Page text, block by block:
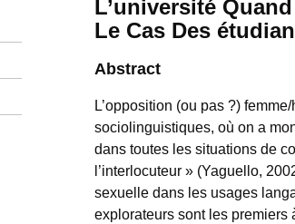
L’université
Le Cas Des
Abstract
L’opposition (ou pas ?)
sociolinguistiques, où on a
dans toutes les situations de
l’interlocuteur » (Yaguello,
sexuelle dans les usages
explorateurs sont les premiers